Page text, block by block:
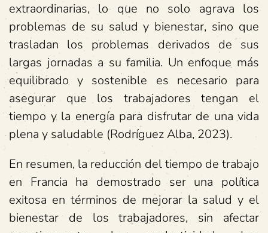
extraordinarias, lo que no solo agrava los
problemas de su salud y bienestar, sino que
trasladan los problemas derivados de sus
largas jornadas a su familia. Un enfoque más
equilibrado y sostenible es necesario para
asegurar que los trabajadores tengan el
tiempo y la energía para disfrutar de una vida
plena y saludable (Rodríguez Alba, 2023).
En resumen, la reducción del tiempo de trabajo
en Francia ha demostrado ser una política
exitosa en términos de mejorar la salud y el
bienestar de los trabajadores, sin afectar